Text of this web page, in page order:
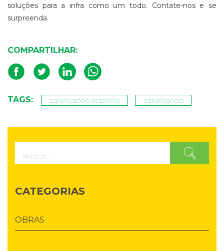
soluções para a infra como um todo. Contate-nos e se
surpreenda.
COMPARTILHAR:
TAGS: agronegócio brasileiro agronegócio
CATEGORIAS
OBRAS